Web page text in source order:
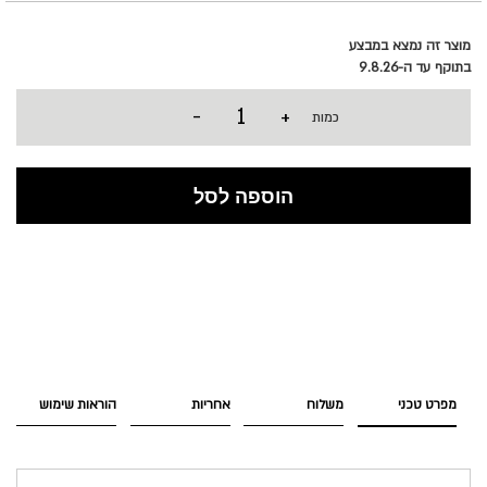
מוצר זה נמצא במבצע
בתוקף עד ה-9.8.26
כמות +
-
הוספה לסל
מפרט טכני משלוח אחריות הוראות שימוש